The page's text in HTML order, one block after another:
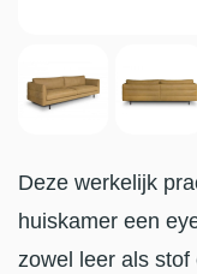
Deze werkelijk
huiskamer een
zowel leer als